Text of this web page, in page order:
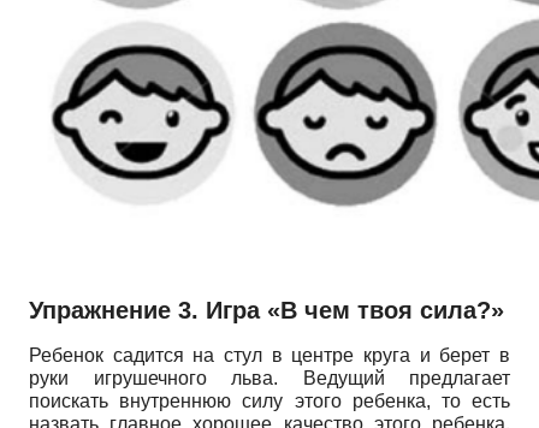
Упражнение 3. Игра «В чем твоя сила?»
Ребенок садится на стул в центре круга и берет в
руки игрушечного льва. Ведущий предлагает
поискать внутреннюю силу этого ребенка, то есть